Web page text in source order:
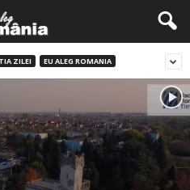
ZILEI EU ALEG ROMANIA